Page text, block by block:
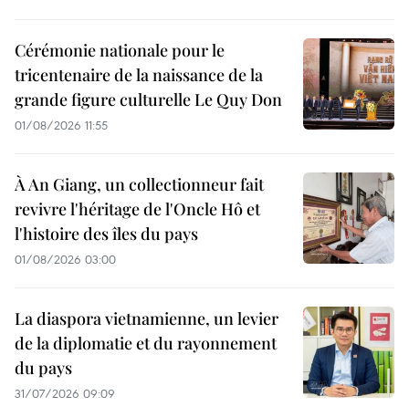
Cérémonie nationale pour le
tricentenaire de la naissance de la
grande figure culturelle Le Quy Don
01/08/2026 11:55
À An Giang, un collectionneur fait
revivre l'héritage de l'Oncle Hô et
l'histoire des îles du pays
01/08/2026 03:00
La diaspora vietnamienne, un levier
de la diplomatie et du rayonnement
du pays
31/07/2026 09:09